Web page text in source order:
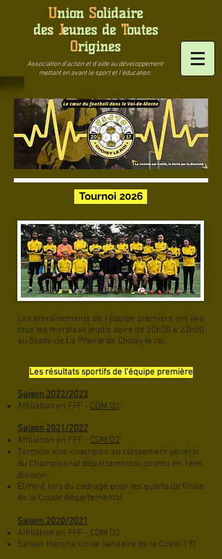
Union Solidaire
des Jeunes de Toutes
Origines
Association d'action et d'aide au développement
mettant en avant le sport et l'éducation.
Tournoi 2026
Les entraînements de l'équipe première ont lieu
tous les mardis et jeudis soirs de 20h00 à 22h00
au Stade de La Prairie de Choisy le roi.
Les résultats sportifs de l'équipe première
Saison 2022/2023
Affiliation en FFF - CDM D1
Saison 2021/2022
Affiliation en FFF - CDM D2
Termine vice-champion au classement général
du Championnat départemental, promu en 1ère
division
Éliminé lors du cadrage pour les quarts de finale
de la Coupe départemental
Saison 2020/2021
Affiliation en FFF - CDM D2
Saison blanche (crise sanitaire de la Covid-19)